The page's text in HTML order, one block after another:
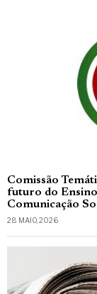
Comissão
futuro do Ensino
Comunicação
28 MAIO, 2026